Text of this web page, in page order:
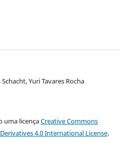
Yuri Tavares Rocha
uma licençaCreative Commons
4.0 International License.